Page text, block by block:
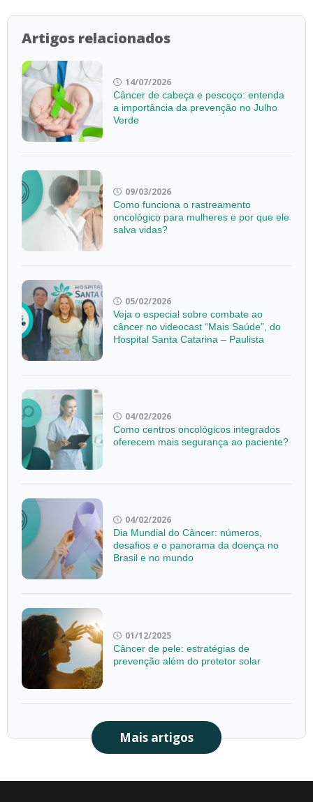
Artigos relacionados
14/07/2026
Câncer de cabeça e pescoço: entenda
a importância da prevenção no Julho
Verde
09/03/2026
Como funciona o rastreamento
oncológico para mulheres e por que ele
salva vidas?
05/02/2026
Veja o especial sobre combate ao
câncer no videocast “Mais Saúde”, do
Hospital Santa Catarina – Paulista
04/02/2026
Como centros oncológicos integrados
oferecem mais segurança ao paciente?
04/02/2026
Dia Mundial do Câncer: números,
desafios e o panorama da doença no
Brasil e no mundo
01/12/2025
Câncer de pele: estratégias de
prevenção além do protetor solar
Mais artigos